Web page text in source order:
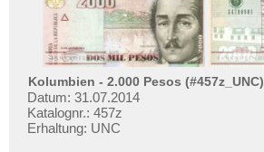
Kolumbien - 2.000 Pesos (#457z_UNC)
Datum: 31.07.2014
Katalognr.: 457z
Erhaltung: UNC